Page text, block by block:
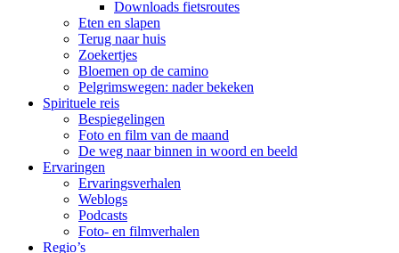
Downloads fietsroutes
Eten en slapen
Terug naar huis
Zoekertjes
Bloemen op de camino
Pelgrimswegen: nader bekeken
Spirituele reis
Bespiegelingen
Foto en film van de maand
De weg naar binnen in woord en beeld
Ervaringen
Ervaringsverhalen
Weblogs
Podcasts
Foto- en filmverhalen
Regio’s